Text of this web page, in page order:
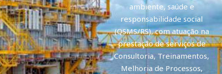
ambiente, saúde e
responsabilidade social
(QSMS/RS), com atuação na
prestação de serviços de
Consultoria, Treinamentos,
Melhoria de Processos,